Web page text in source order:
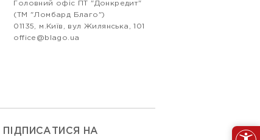
Головний офіс ПТ "Донкредит"
(ТМ "Ломбард Благо")
01135, м.Київ, вул Жилянська, 101
office@blago.ua
ПІДПИСАТИСЯ НА